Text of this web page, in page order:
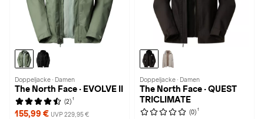
Doppeljacke · Damen
The North Face · EVOLVE II
(2) 1
155,99 € UVP 229,95 €
Doppeljacke · Damen
The North Face · QUEST
TRICLIMATE
(0) 1